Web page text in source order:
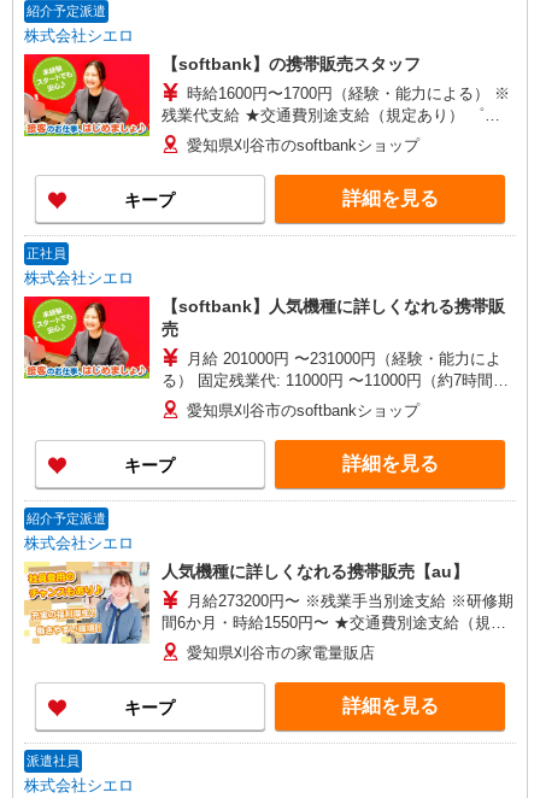
紹介予定派遣
株式会社シエロ
【softbank】の携帯販売スタッフ
時給1600円〜1700円（経験・能力による） ※
残業代支給 ★交通費別途支給（規定あり） ゜
+゜・。○。・゜+゜・。○。・゜+゜ 入社祝い金10
万円支給(規定有) お友達を紹介頂くと, インセンテ
ィブ支給(規定有) ★月2回払い・週払い可能（規程
有）★ ゜・。○。・゜+゜・。○。・゜+゜
愛知県刈谷市のsoftbankショップ
キープ 詳細を見る
正社員
株式会社シエロ
【softbank】人気機種に詳しくなれる携帯販
売
月給 201000円 〜231000円（経験・能力によ
る） 固定残業代: 11000円 〜11000円（約7時間）
＊時間外手当は時間外労働の有無にかかわらず、
固定残業代として支給し、相当時間を超える時間
外労働分は法定どおり追加で支給します。 ■その
他 賞与 年2回 昇給 年1回 販売手当、資格手
当、扶養家族手当、年末年始手当、バースデー手
給(規定有) ゜・。○。・゜+゜・。○。・゜+゜
愛知県刈谷市のsoftbankショップ
キープ 詳細を見る
紹介予定派遣
株式会社シエロ
人気機種に詳しくなれる携帯販売【au】
月給273200円〜 ※残業手当別途支給 ※研修期
間6か月・時給1550円〜 ★交通費別途支給（規定
あり） ゜+゜・。○。・゜+゜・。○。・゜+゜ 入
社祝い金10万円支給(規定有) お友達を紹介頂くと,
インセンティブ支給(規定有) ゜・。○。・゜
+゜・。○。・゜+゜
愛知県刈谷市の家電量販店
キープ 詳細を見る
派遣社員
株式会社シエロ